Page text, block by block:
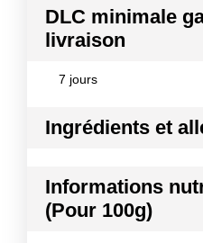
DLC minimale
livraison
7 jours
Ingrédients et
Œufs. Œufs d'origine
cahier des charges
issus de l'agriculture
Informations
(Pour 100g)